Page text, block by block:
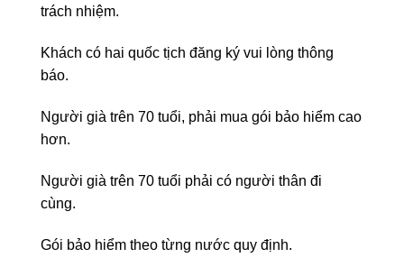
trách nhiệm.
Khách có hai quốc tịch đăng ký vui lòng thông
báo.
Người già trên 70 tuổi, phải mua gói bảo hiểm cao
hơn.
Người già trên 70 tuổi phải có người thân đi
cùng.
Gói bảo hiểm theo từng nước quy định.